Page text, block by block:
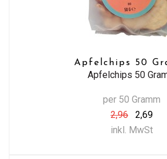
Apfelchips 50
Apfelchips 50
per 50 Gramm
2,96
2,69
inkl. MwSt